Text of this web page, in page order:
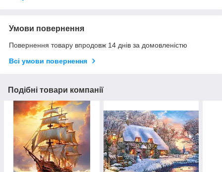
Умови повернення
Повернення товару впродовж 14 днів за домовленістю
Всі умови повернення
Подібні товари компанії